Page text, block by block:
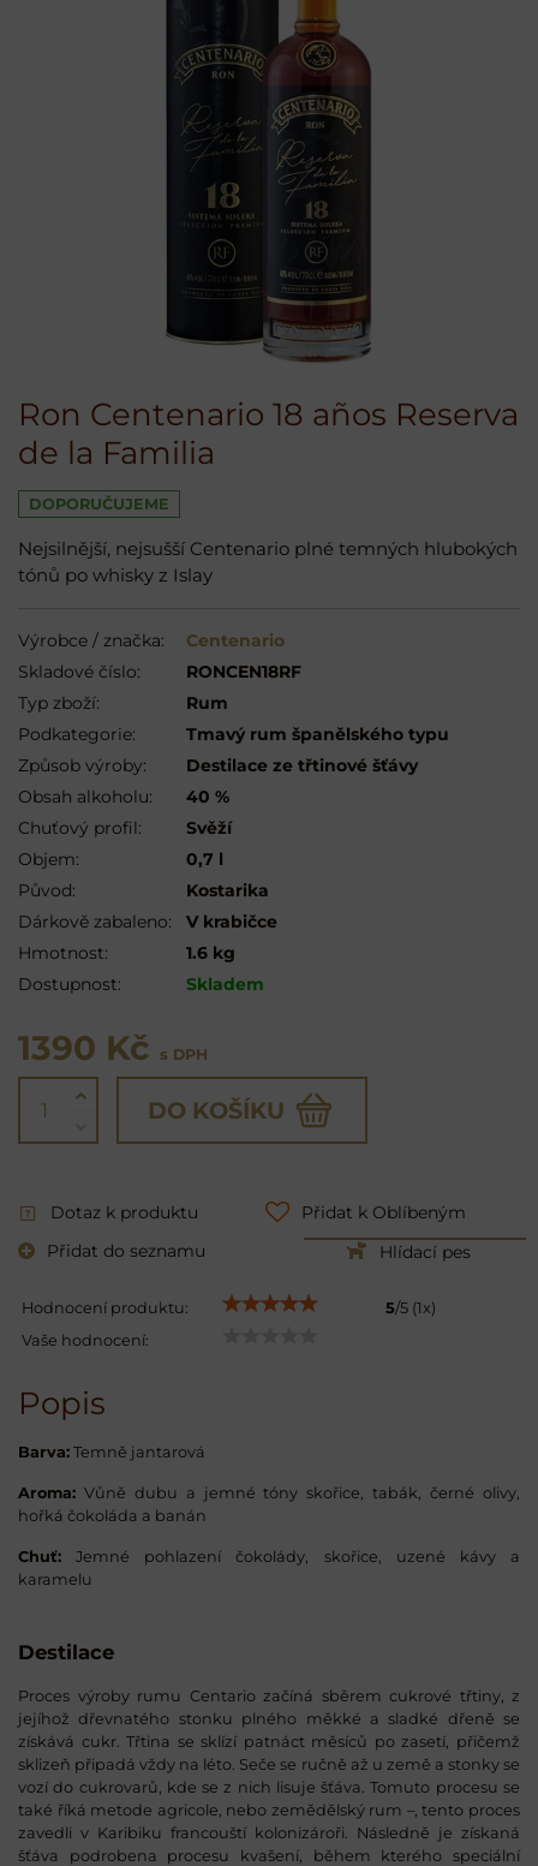
Ron Centenario 18 años Reserva
de la Familia
DOPORUČUJEME
Nejsilnější, nejsušší Centenario plné temných hlubokých
tónů po whisky z Islay
Výrobce / značka:
Centenario
Skladové číslo:
RONCEN18RF
Typ zboží:
Rum
Podkategorie:
Tmavý rum španělského typu
Způsob výroby:
Destilace ze třtinové šťávy
Obsah alkoholu:
40 %
Chuťový profil:
Svěží
Objem:
0,7 l
Původ:
Kostarika
Dárkově zabaleno:
V krabičce
Hmotnost:
1.6 kg
Dostupnost:
Skladem
1390 Kč s DPH
DO KOŠÍKU
Dotaz k produktu
Přidat k Oblíbeným
Přidat do seznamu
Hlídací pes
Hodnocení produktu: 5/5 (1 x)
Vaše hodnocení:
Popis
Barva: Temně jantarová
Aroma: Vůně dubu a jemné tóny skořice, tabák, černé olivy,
hořká čokoláda a banán
Chuť: Jemné pohlazení čokolády, skořice, uzené kávy a
karamelu
Destilace
Proces výroby rumu Centario začíná sběrem cukrové třtiny, z
jejíhož dřevnatého stonku plného měkké a sladké dřeně se
získává cukr. Třtina se sklízí patnáct měsíců po zasetí, přičemž
sklizeň připadá vždy na léto. Seče se ručně až u země a stonky se
vozí do cukrovarů, kde se z nich lisuje šťáva. Tomuto procesu se
také říká metode agricole, nebo zemědělský rum –, tento proces
zavedli v Karibiku francouští kolonizároři. Následně je získaná
šťáva podrobena procesu kvašení, během kterého speciální